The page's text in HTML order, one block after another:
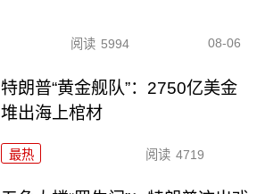
阅读 5994 08-06
特朗普“黄金舰队”：2750亿美金
堆出海上棺材
最热 阅读 4719